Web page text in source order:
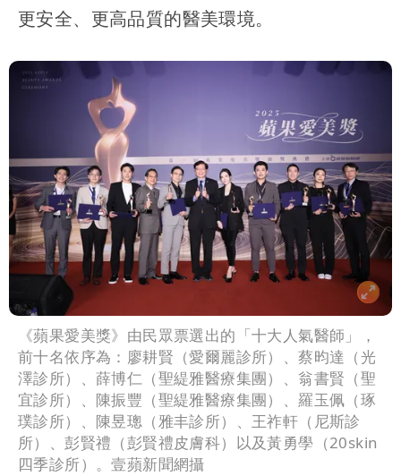
更安全、更高品質的醫美環境。
《蘋果愛美獎》由民眾票選出的「十大人氣醫師」，
前十名依序為：廖耕賢（愛爾麗診所）、蔡昀達（光
澤診所）、薛博仁（聖緹雅醫療集團）、翁書賢（聖
宜診所）、陳振豐（聖緹雅醫療集團）、羅玉佩（琢
璞診所）、陳昱璁（雅丰診所）、王祚軒（尼斯診
所）、彭賢禮（彭賢禮皮膚科）以及黃勇學（20skin
四季診所）。壹蘋新聞網攝